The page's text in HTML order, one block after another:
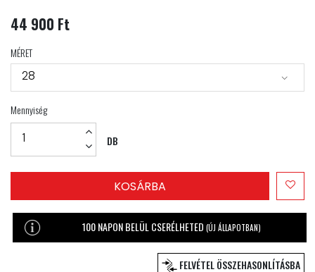
44 900 Ft
MÉRET
28
Mennyiség
DB
KOSÁRBA
100 NAPON BELÜL CSERÉLHETED (ÚJ ÁLLAPOTBAN)
FELVÉTEL ÖSSZEHASONLÍTÁSBA